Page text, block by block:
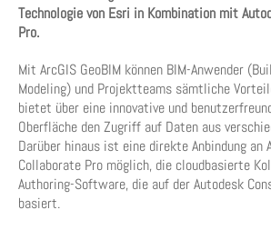
Technologie von Esri in Kombination mit
Pro.
Mit ArcGIS GeoBIM können BIM-Anwender
Modeling) und Projektteams sämtliche
bietet über eine innovative und
Oberfläche den Zugriff auf Daten aus
Darüber hinaus ist eine direkte Anbindung an
Collaborate Pro möglich, die cloudbasierte
Authoring-Software, die auf der Autodesk
basiert.